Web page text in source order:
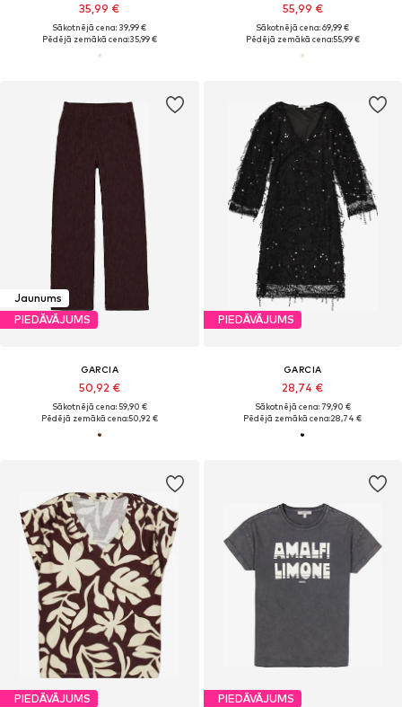
35,99 €
Sākotnējā cena: 39,99 €
Pēdējā zemākā cena:35,99 €
55,99 €
Sākotnējā cena: 69,99 €
Pēdējā zemākā cena:55,99 €
Jaunums
PIEDĀVĀJUMS
GARCIA
50,92 €
Sākotnējā cena: 59,90 €
Pēdējā zemākā cena:50,92 €
PIEDĀVĀJUMS
GARCIA
28,74 €
Sākotnējā cena: 79,90 €
Pēdējā zemākā cena:28,74 €
PIEDĀVĀJUMS PIEDĀVĀJUMS